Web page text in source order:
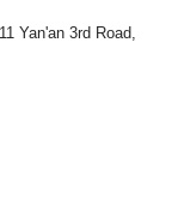
Yan'an 3rd Road,